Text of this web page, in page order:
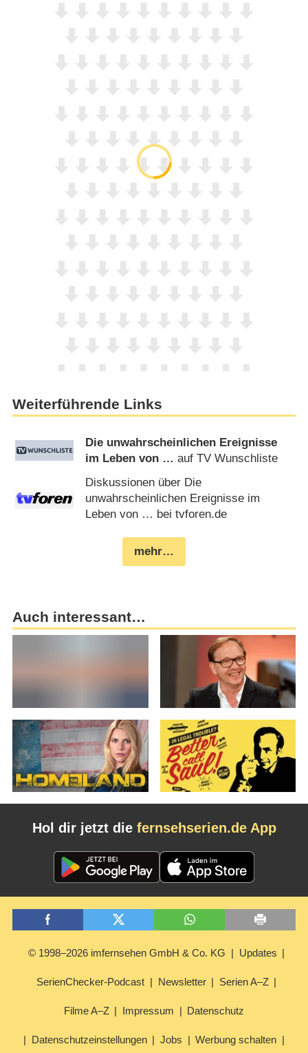
Weiterführende Links
Die unwahrscheinlichen Ereignisse
im Leben von … auf TV Wunschliste
Diskussionen über Die
unwahrscheinlichen Ereignisse im
Leben von … bei tvforen.de
mehr…
Auch interessant…
Hol dir jetzt die fernsehserien.de App
© 1998–2026 imfernsehen GmbH & Co. KG Updates
SerienChecker-Podcast Newsletter Serien A–Z
Filme A–Z Impressum Datenschutz
Datenschutzeinstellungen Jobs Werbung schalten